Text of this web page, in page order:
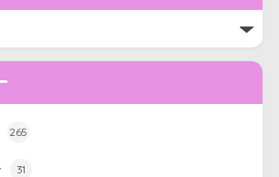
265
31